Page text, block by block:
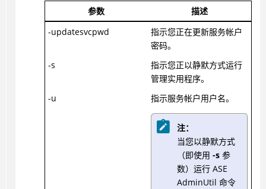
参数
描述
-updatesvcpwd
指示您正在更新服务帐户
密码。
-s
指示您正以静默方式运行
管理实用程序。
-u
指示服务帐户用户名。
注：
当您以静默方式
（即使用 -s参
数）运行 ASE
AdminUtil 命令